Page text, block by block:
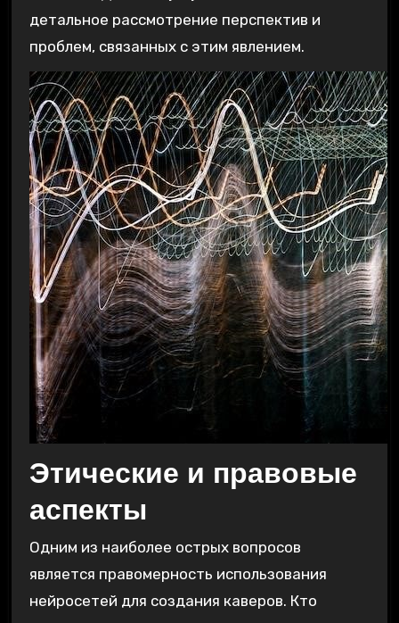
детальное рассмотрение перспектив и
проблем‚ связанных с этим явлением.
Этические и правовые
аспекты
Одним из наиболее острых вопросов
является правомерность использования
нейросетей для создания каверов. Кто